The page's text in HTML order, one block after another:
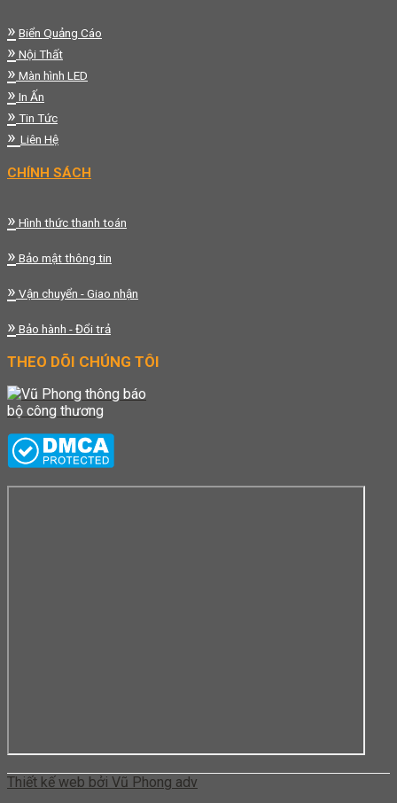
» Biển Quảng Cáo
» Nội Thất
» Màn hình LED
» In Ấn
» Tin Tức
» Liên Hệ
CHÍNH SÁCH
» Hình thức thanh toán
» Bảo mật thông tin
» Vận chuyển - Giao nhận
» Bảo hành - Đổi trả
THEO DÕI CHÚNG TÔI
Thiết kế web bởi Vũ Phong adv